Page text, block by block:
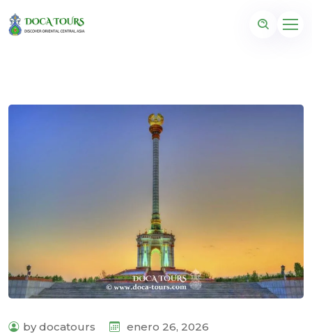
by docatours
enero 26, 2026